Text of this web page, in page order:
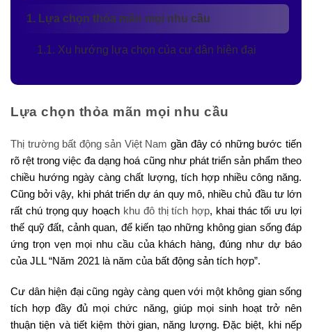
1. Lựa chọn thỏa mãn mọi nhu cầu
1.1. Xu hướng lựa chọn của cư dân hiện đại
Lựa chọn thỏa mãn mọi nhu cầu
Thị trường bất động sản Việt Nam gần đây có những bước tiến
rõ rệt trong việc đa dạng hoá cũng như phát triển sản phẩm theo
chiều hướng ngày càng chất lượng, tích hợp nhiều công năng.
Cũng bởi vậy, khi phát triển dự án quy mô, nhiều chủ đầu tư lớn
rất chú trọng quy hoạch khu đô thị tích hợp, khai thác tối ưu lợi
thế quỹ đất, cảnh quan, để kiến tạo những không gian sống đáp
ứng trọn vẹn mọi nhu cầu của khách hàng, đúng như dự báo
của JLL “Năm 2021 là năm của bất động sản tích hợp”.
Cư dân hiện đại cũng ngày càng quen với một không gian sống
tích hợp đầy đủ mọi chức năng, giúp mọi sinh hoạt trở nên
thuận tiện và tiết kiệm thời gian, năng lượng. Đặc biệt, khi nếp